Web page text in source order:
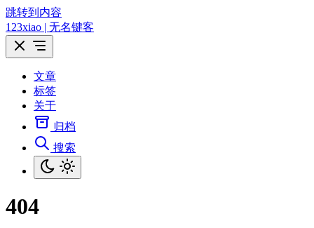
跳转到内容
123xiao | 无名键客
文章
标签
关于
归档
搜索
404